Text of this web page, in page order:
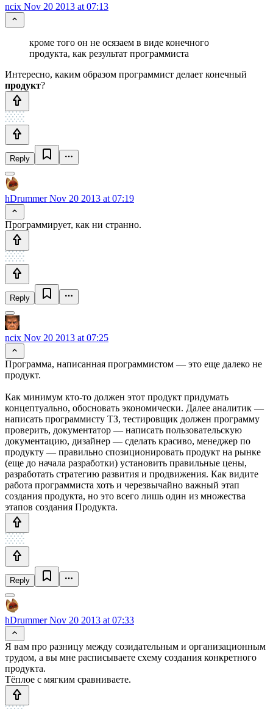
ncix Nov 20 2013 at 07:13
кроме того он не осязаем в виде конечного
продукта, как результат программиста
Интересно, каким образом программист делает конечный
продукт?
Reply
hDrummerNov 20 2013 at 07:19
Программирует, как ни странно.
Reply
ncix Nov 20 2013 at 07:25
Программа, написанная программистом — это еще далеко не
продукт.
Как минимум кто-то должен этот продукт придумать
концептуально, обосновать экономически. Далее аналитик —
написать программисту ТЗ, тестировщик должен программу
проверить, документатор — написать пользовательскую
документацию, дизайнер — сделать красиво, менеджер по
продукту — правильно спозиционировать продукт на рынке
(еще до начала разработки) установить правильные цены,
разработать стратегию развития и продвижения. Как видите
работа программиста хоть и черезвычайно важный этап
создания продукта, но это всего лишь один из множества
этапов создания Продукта.
Reply
hDrummerNov 20 2013 at 07:33
Я вам про разницу между созидательным и организационным
трудом, а вы мне расписываете схему создания конкретного
продукта.
Тёплое с мягким сравниваете.